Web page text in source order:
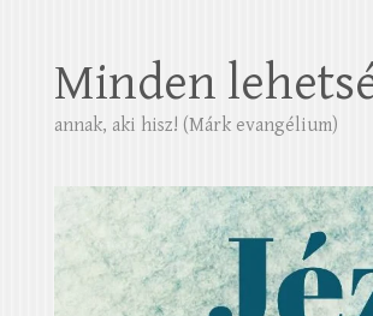
Minden
annak, aki hisz! (Márk evangélium)